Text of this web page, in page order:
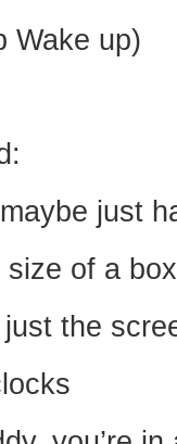
Wake up)
just
of a box
the